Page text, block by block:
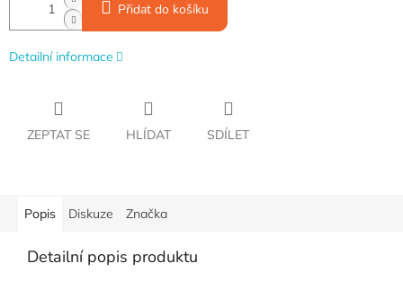
Přidat do košíku
Detailní informace
ZEPTAT SE HLÍDAT SDÍLET
Popis Diskuze Značka
Detailní popis produktu